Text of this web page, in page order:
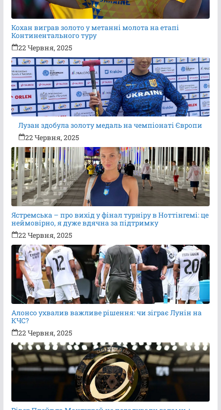
Кохан виграв золото у метанні молота на етапі
Континентального туру
22 Червня, 2025
Лузан здобула золоту медаль на чемпіонаті Європи
22 Червня, 2025
Ястремська – про вихід у фінал турніру в Ноттінгемі: це
неймовірно, я дуже вдячна за підтримку
22 Червня, 2025
Алонсо ухвалив важливе рішення: чи зіграє Лунін на
КЧС?
22 Червня, 2025